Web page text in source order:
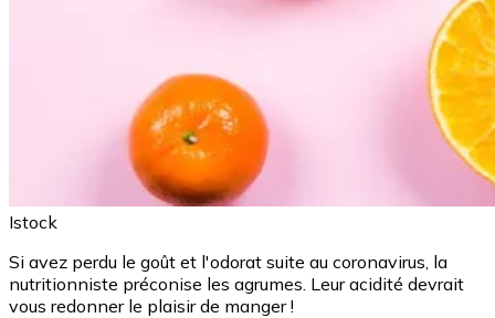
Istock
Si avez perdu le goût et l'odorat suite au coronavirus, la
nutritionniste préconise les agrumes. Leur acidité devrait
vous redonner le plaisir de manger !